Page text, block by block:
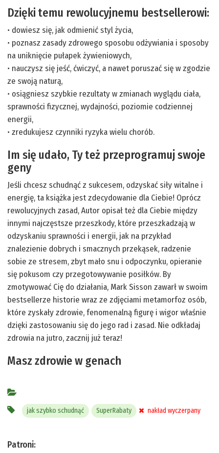
Dzięki temu rewolucyjnemu bestsellerowi:
• dowiesz się, jak odmienić styl życia,
• poznasz zasady zdrowego sposobu odżywiania i sposoby
na uniknięcie pułapek żywieniowych,
• nauczysz się jeść, ćwiczyć, a nawet poruszać się w zgodzie
ze swoją naturą,
• osiągniesz szybkie rezultaty w zmianach wyglądu ciała,
sprawności fizycznej, wydajności, poziomie codziennej
energii,
• zredukujesz czynniki ryzyka wielu chorób.
Im się udało, Ty też przeprogramuj swoje
geny
Jeśli chcesz schudnąć z sukcesem, odzyskać siły witalne i
energię, ta książka jest zdecydowanie dla Ciebie! Oprócz
rewolucyjnych zasad, Autor opisał też dla Ciebie między
innymi najczęstsze przeszkody, które przeszkadzają w
odzyskaniu sprawności i energii, jak na przykład
znalezienie dobrych i smacznych przekąsek, radzenie
sobie ze stresem, zbyt mało snu i odpoczynku, opieranie
się pokusom czy przegotowywanie posiłków. By
zmotywować Cię do działania, Mark Sisson zawarł w swoim
bestsellerze historie wraz ze zdjęciami metamorfoz osób,
które zyskały zdrowie, fenomenalną figurę i wigor właśnie
dzięki zastosowaniu się do jego rad i zasad. Nie odkładaj
zdrowia na jutro, zacznij już teraz!
Masz zdrowie w genach
jak szybko schudnąć SuperRabaty nakład wyczerpany
Patroni: